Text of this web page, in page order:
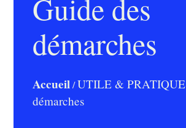
Guide des
démarches
Accueil/UTILE & PRATIQUE
démarches